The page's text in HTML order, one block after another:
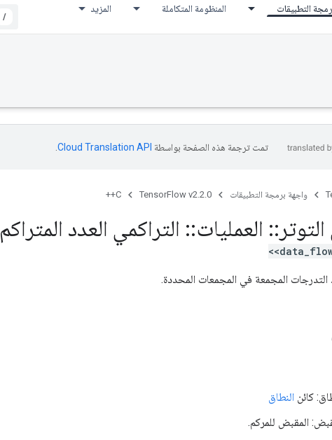
التطبيقات المنظومة المتكاملة المزيد
/
تمت ترجمة هذه الصفحة بواسطة Cloud Translation API‏
واجهة برمجة التطبيقات TensorFlow v2.2.0
C++
:: العمليات:: التراكمي العدد المتراكم
التدرجات المجمعة في المجمعات المحددة.
كائن النطاق
المقبض للمركم.